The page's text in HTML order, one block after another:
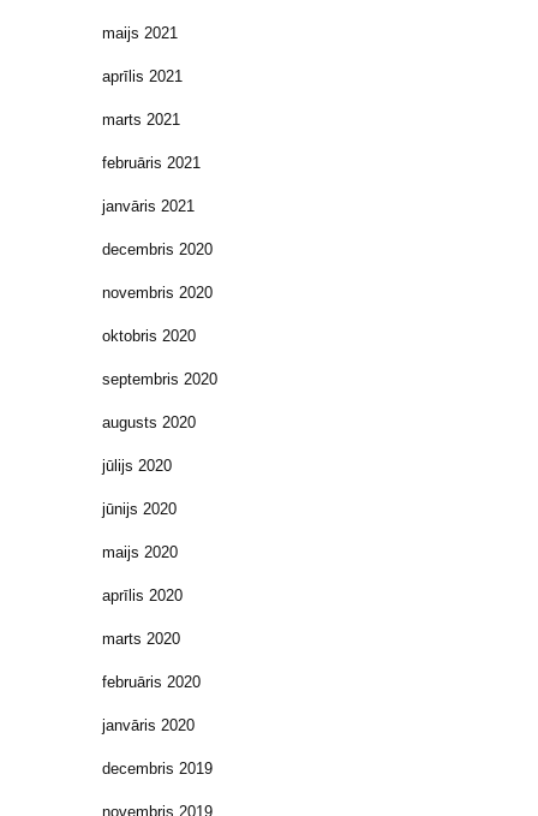
maijs 2021
aprīlis 2021
marts 2021
februāris 2021
janvāris 2021
decembris 2020
novembris 2020
oktobris 2020
septembris 2020
augusts 2020
jūlijs 2020
jūnijs 2020
maijs 2020
aprīlis 2020
marts 2020
februāris 2020
janvāris 2020
decembris 2019
novembris 2019